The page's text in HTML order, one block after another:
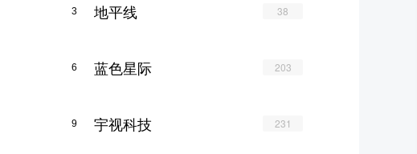
3 地平线 38
6 蓝色星际 203
9 宇视科技 231